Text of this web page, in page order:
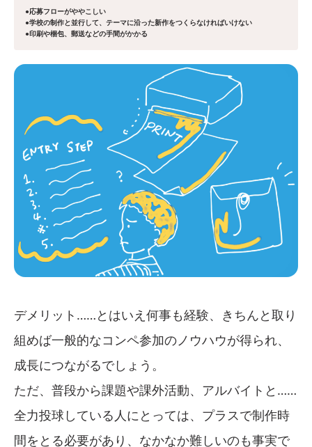
●応募フローがややこしい
●学校の制作と並行して、テーマに沿った新作をつくらなければいけない
●印刷や梱包、郵送などの手間がかかる
デメリット……とはいえ何事も経験、きちんと取り
組めば一般的なコンペ参加のノウハウが得られ、
成長につながるでしょう。
ただ、普段から課題や課外活動、アルバイトと……
全力投球している人にとっては、プラスで制作時
間をとる必要があり、なかなか難しいのも事実で